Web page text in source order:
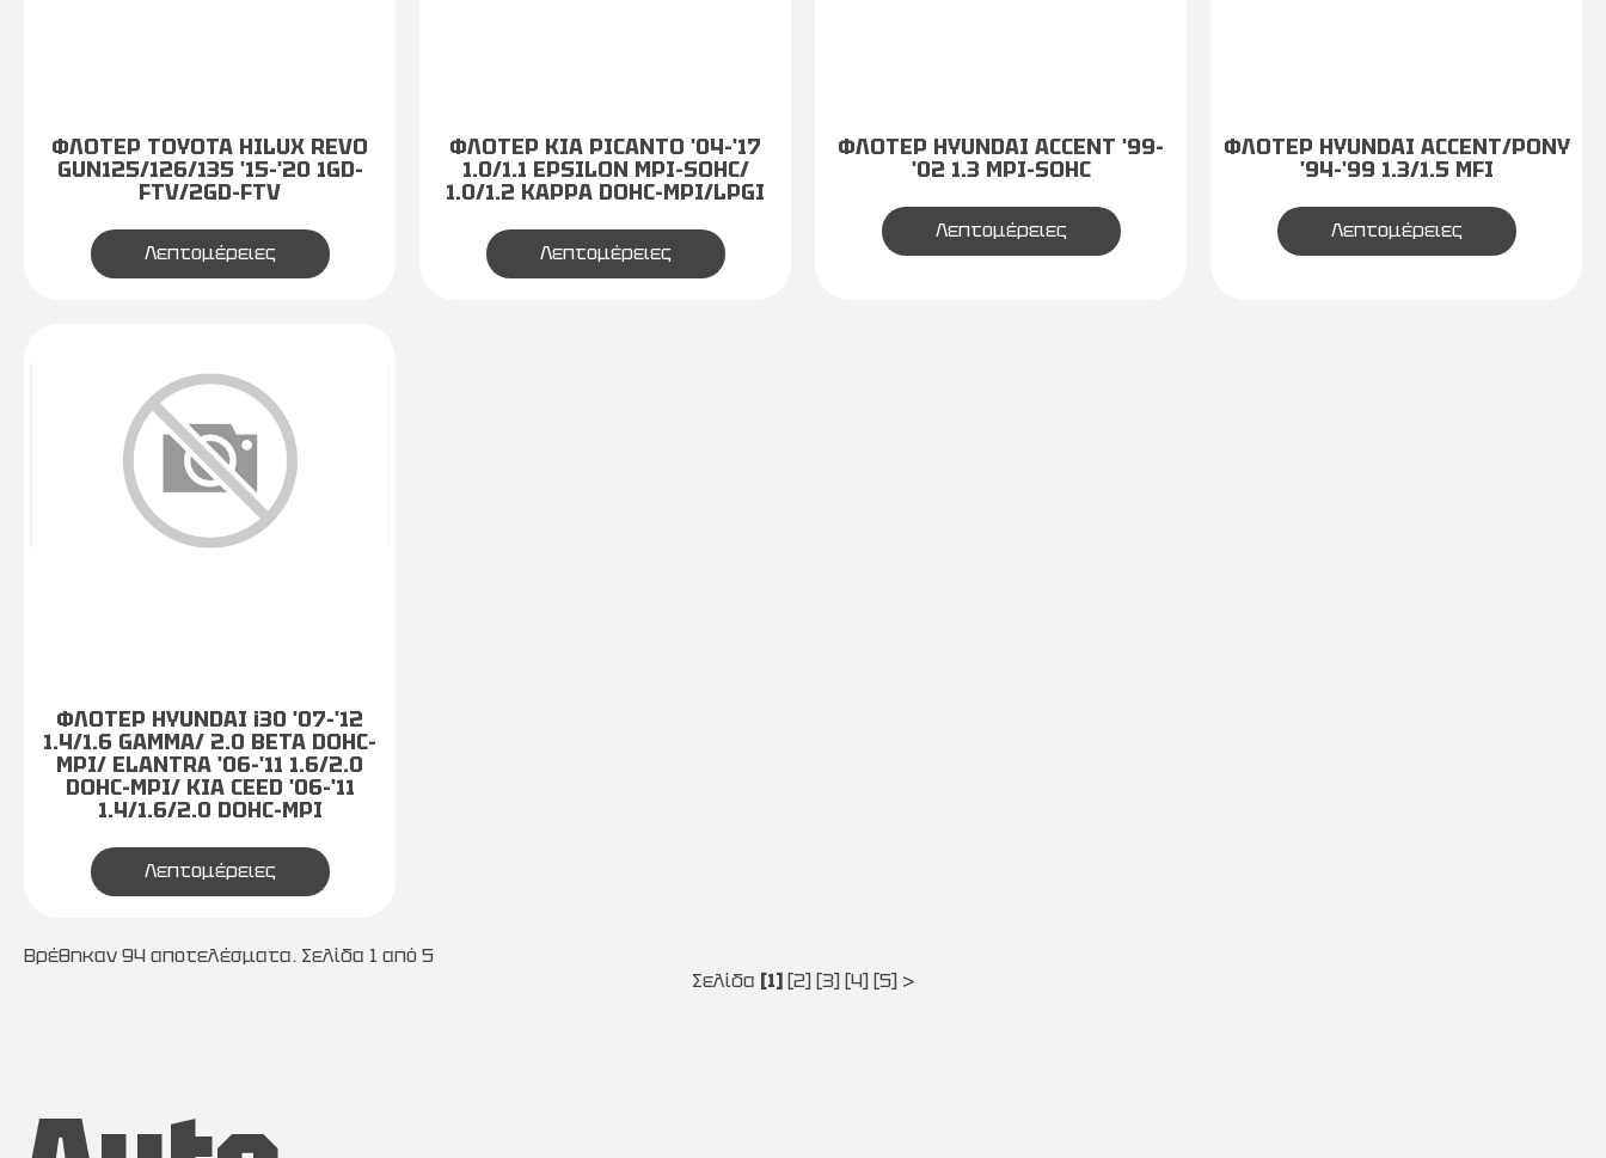
ΦΛΟΤΕΡ TOYOTA HILUX REVO
GUN125/126/135 '15-'20 1GD-
FTV/2GD-FTV
Λεπτομέρειες
ΦΛΟΤΕΡ KIA PICANTO '04-'17
1.0/1.1 EPSILON MPI-SOHC/
1.0/1.2 KAPPA DOHC-MPI/LPGI
Λεπτομέρειες
ΦΛΟΤΕΡ HYUNDAI ACCENT '99-
'02 1.3 MPI-SOHC
Λεπτομέρειες
ΦΛΟΤΕΡ HYUNDAI ACCENT/PONY
'94-'99 1.3/1.5 MFI
Λεπτομέρειες
ΦΛΟΤΕΡ HYUNDAI i30 '07-'12
1.4/1.6 GAMMA/ 2.0 BETA DOHC-
MPI/ ELANTRA '06-'11 1.6/2.0
DOHC-MPI/ KIA CEED '06-'11
1.4/1.6/2.0 DOHC-MPI
Λεπτομέρειες
Βρέθηκαν 94 αποτελέσματα. Σελίδα 1 από 5
Σελίδα [1][2] [3] [4] [5] >